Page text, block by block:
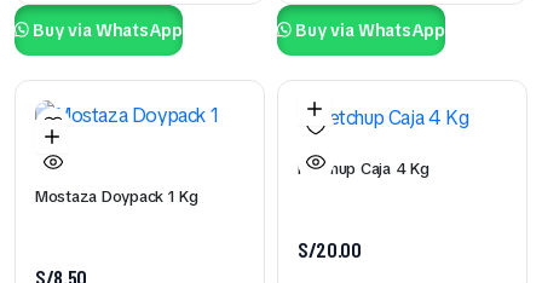
Buy via WhatsApp Buy via WhatsApp
Mostaza Doypack 1 Kg
S/8.50
Ketchup Caja 4 Kg
S/20.00